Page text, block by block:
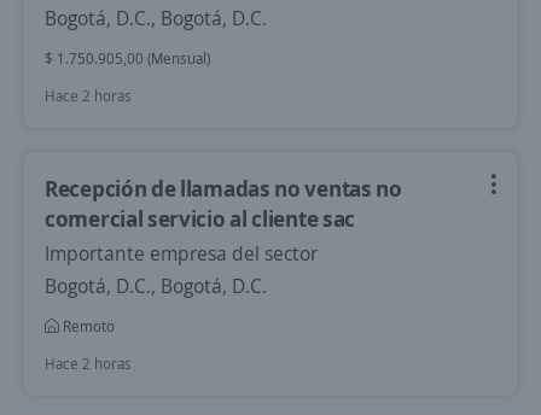
Bogotá, D.C., Bogotá, D.C.
$ 1.750.905,00 (Mensual)
Hace 2 horas
Recepción de llamadas no ventas no
comercial servicio al cliente sac
Importante empresa del sector
Bogotá, D.C., Bogotá, D.C.
Remoto
Hace 2 horas